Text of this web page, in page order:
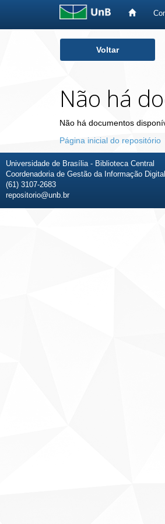
Voltar
Não há
Não há documentos
Página inicial do repositório
Universidade de Brasília - Biblioteca Central
Coordenadoria de Gestão da Informação
(61) 3107-2683
repositorio@unb.br